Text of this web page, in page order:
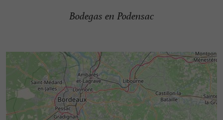
Bodegas en Podensac